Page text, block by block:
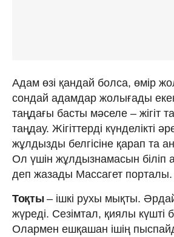
Адам өзі қандай болса, өмір
сондай адамдар жолығады
таңдағы басты мәселе – жігіт
таңдау. Жігіттерді күнделікті
жұлдызды белгісіне қарап та
Ол үшін жұлдызнамасын біліп
деп жазады Массагет порталы.
Тоқты– ішкі рухы мықты.
жүреді. Сезімтал, қиялы күшті
Олармен ешқашан ішің